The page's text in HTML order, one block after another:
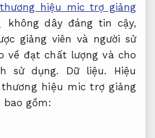
thương hiệu mic trợ giảng
không dây đáng tin cậy,
giảng viên và người sử
về đạt chất lượng và cho
sử dụng. Dữ liệu.
Hiệu
hiệu mic trợ giảng
gồm: